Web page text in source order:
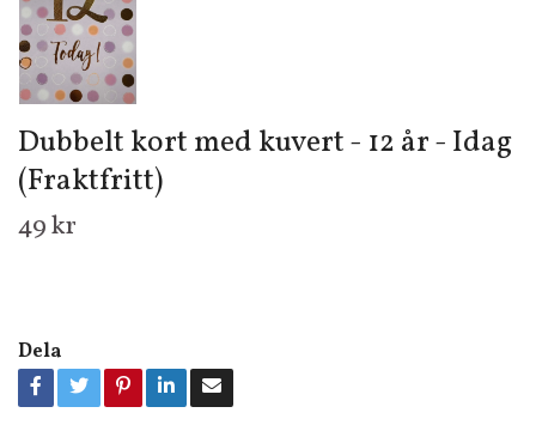
Dubbelt kort med kuvert - 12 år - Idag
(Fraktfritt)
49 kr
Dela